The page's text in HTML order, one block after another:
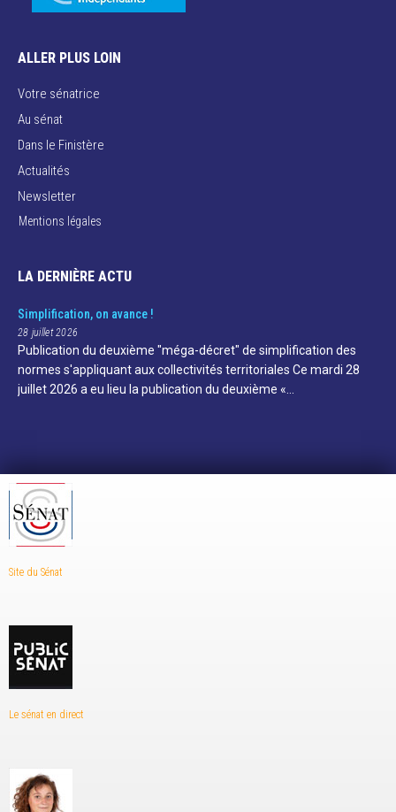
ALLER PLUS LOIN
Votre sénatrice
Au sénat
Dans le Finistère
Actualités
Newsletter
Mentions légales
LA DERNIÈRE ACTU
Simplification, on avance !
28 juillet 2026
Publication du deuxième "méga-décret" de simplification des
normes s'appliquant aux collectivités territoriales Ce mardi 28
juillet 2026 a eu lieu la publication du deuxième «…
Site du Sénat
Le sénat en direct